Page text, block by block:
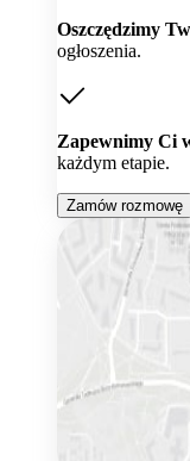
Oszczędzimy
ogłoszenia.
Zapewnimy Ci
każdym etapie.
Zamów rozmowę